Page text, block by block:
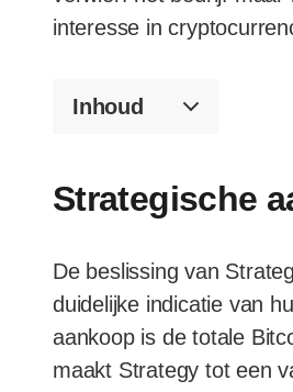
interesse in
Inhoud
Strategische
De beslissing van
duidelijke indicatie van
aankoop is de totale
maakt Strategy tot een